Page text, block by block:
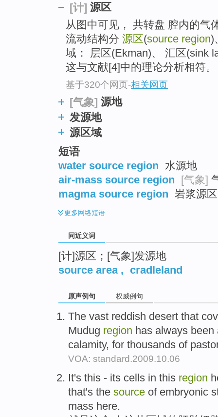
[计] 源区
从图中可见， 共转盘 腔内的
流动结构分 源区(source region)
域： 层区(Ekman)、 汇区(sink
这与文献[4]中的理论分析相符。
基于320个网页-相关网页
[气象] 源地
发源地
源区域
短语
water source region 水源地
air-mass source region [气象]
magma source region 岩浆源
更多网络短语
同近义词
[计]源区；[气象]发源地
source area, cradleland
原声例句 权威例句
The vast reddish desert that
Mudug region has always
calamity, for thousands of
VOA: standard.2009.10.06
It's this - its cells in this region
that's the source of embryonic
mass here.